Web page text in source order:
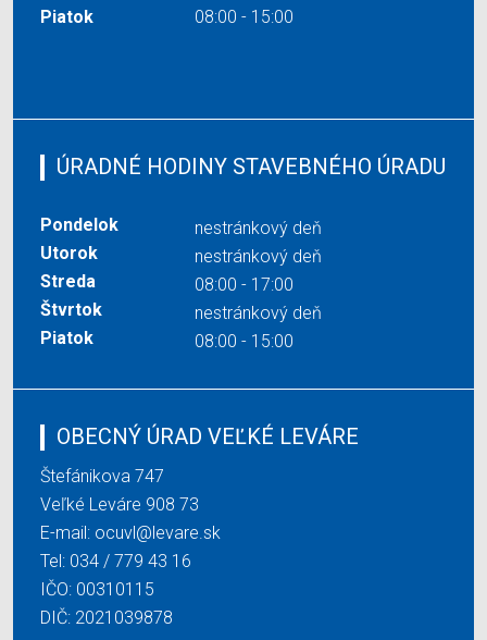
Piatok
08:00 - 15:00
ÚRADNÉ HODINY STAVEBNÉHO ÚRADU
Pondelok
nestránkový deň
Utorok
nestránkový deň
Streda
08:00 - 17:00
Štvrtok
nestránkový deň
Piatok
08:00 - 15:00
OBECNÝ ÚRAD VEĽKÉ LEVÁRE
Štefánikova 747
Veľké Leváre 908 73
E-mail: ocuvl@levare.sk
Tel: 034 / 779 43 16
IČO: 00310115
DIČ: 2021039878